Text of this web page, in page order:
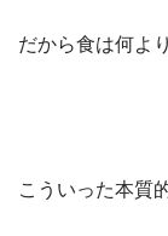
だから食は何よ
こういった本質